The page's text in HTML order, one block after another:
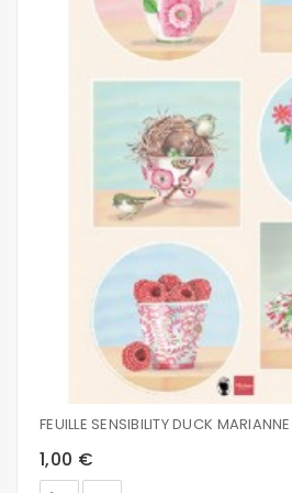
FEUILLE SENSIBILITY DUCK
1,00 €